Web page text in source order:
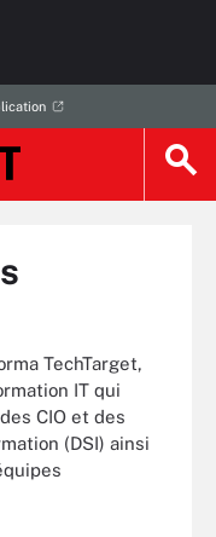
TechTarget,
IT qui
CIO et des
(DSI) ainsi